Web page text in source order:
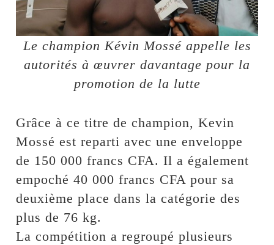
Le champion Kévin Mossé appelle les
autorités à œuvrer davantage pour la
promotion de la lutte
Grâce à ce titre de champion, Kevin
Mossé est reparti avec une enveloppe
de 150 000 francs CFA. Il a également
empoché 40 000 francs CFA pour sa
deuxième place dans la catégorie des
plus de 76 kg.
La compétition a regroupé plusieurs